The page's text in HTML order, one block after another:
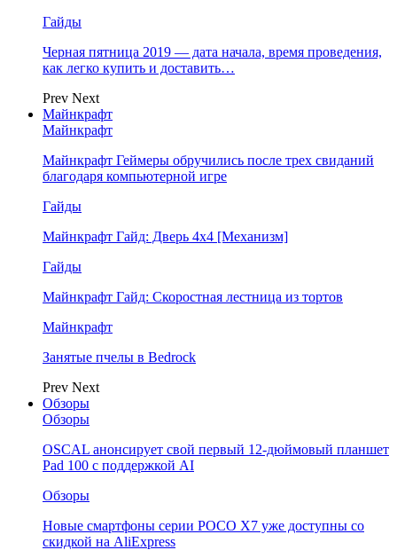
Гайды
Черная пятница 2019 — дата начала, время проведения,
как легко купить и доставить…
Prev Next
Майнкрафт
Майнкрафт
Майнкрафт Геймеры обручились после трех свиданий
благодаря компьютерной игре
Гайды
Майнкрафт Гайд: Дверь 4х4 [Механизм]
Гайды
Майнкрафт Гайд: Скоростная лестница из тортов
Майнкрафт
Занятые пчелы в Bedrock
Prev Next
Обзоры
Обзоры
OSCAL анонсирует свой первый 12-дюймовый планшет
Pad 100 с поддержкой AI
Обзоры
Новые смартфоны серии POCO X7 уже доступны со
скидкой на AliExpress